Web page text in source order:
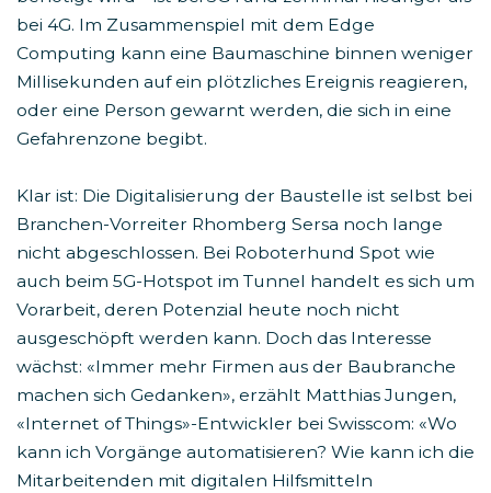
bei 4G. Im Zusammenspiel mit dem Edge
Computing kann eine Baumaschine binnen weniger
Millisekunden auf ein plötzliches Ereignis reagieren,
oder eine Person gewarnt werden, die sich in eine
Gefahrenzone begibt.
Klar ist: Die Digitalisierung der Baustelle ist selbst bei
Branchen-Vorreiter Rhomberg Sersa noch lange
nicht abgeschlossen. Bei Roboterhund Spot wie
auch beim 5G-Hotspot im Tunnel handelt es sich um
Vorarbeit, deren Potenzial heute noch nicht
ausgeschöpft werden kann. Doch das Interesse
wächst: «Immer mehr Firmen aus der Baubranche
machen sich Gedanken», erzählt Matthias Jungen,
«Internet of Things»-Entwickler bei Swisscom: «Wo
kann ich Vorgänge automatisieren? Wie kann ich die
Mitarbeitenden mit digitalen Hilfsmitteln